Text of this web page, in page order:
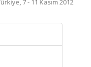
7 - 11 Kasım 2012